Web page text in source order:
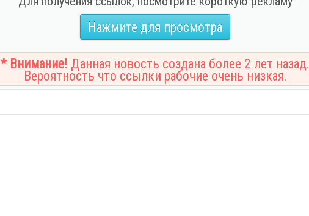
Нажмите для просмотра
* Внимание! Данная новость создана более 2 лет назад.
Вероятность что ссылки рабочие очень низкая.